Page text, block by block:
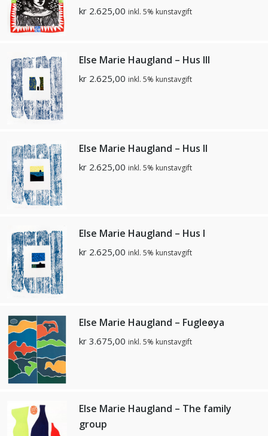
kr 2.625,00 inkl. 5% kunstavgift
Else Marie Haugland – Hus lll
kr 2.625,00 inkl. 5% kunstavgift
Else Marie Haugland – Hus ll
kr 2.625,00 inkl. 5% kunstavgift
Else Marie Haugland – Hus l
kr 2.625,00 inkl. 5% kunstavgift
Else Marie Haugland – Fugleøya
kr 3.675,00 inkl. 5% kunstavgift
Else Marie Haugland – The family
group